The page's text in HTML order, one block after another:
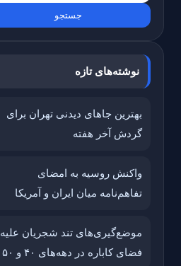
نوشته‌های تازه
بهترین جاهای دیدنی تهران برای
گردش آخر هفته
واکنش روسیه به امضای
تفاهم‌نامه میان ایران و آمریکا
موضع‌گیری‌های تند شجریان علیه
فضای کاباره در دهه‌های ۴۰ و ۵۰